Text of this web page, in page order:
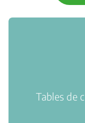
Tables de